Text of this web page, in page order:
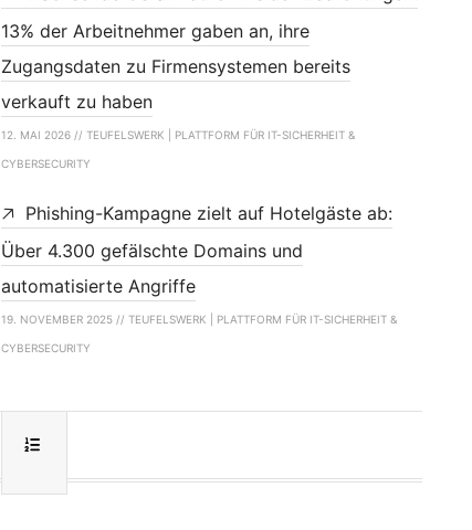
13% der Arbeitnehmer gaben an, ihre
Zugangsdaten zu Firmensystemen bereits
verkauft zu haben
12. MAI 2026 // TEUFELSWERK | PLATTFORM FÜR IT-SICHERHEIT &
CYBERSECURITY
Phishing-Kampagne zielt auf Hotelgäste ab:
Über 4.300 gefälschte Domains und
automatisierte Angriffe
19. NOVEMBER 2025 // TEUFELSWERK | PLATTFORM FÜR IT-SICHERHEIT &
CYBERSECURITY